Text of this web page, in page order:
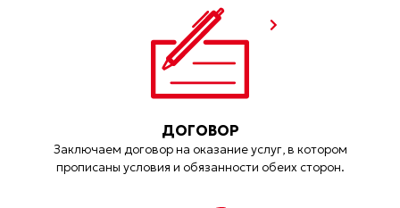
ДОГОВОР
Заключаем договор на оказание услуг, в котором
прописаны условия и обязанности обеих сторон.